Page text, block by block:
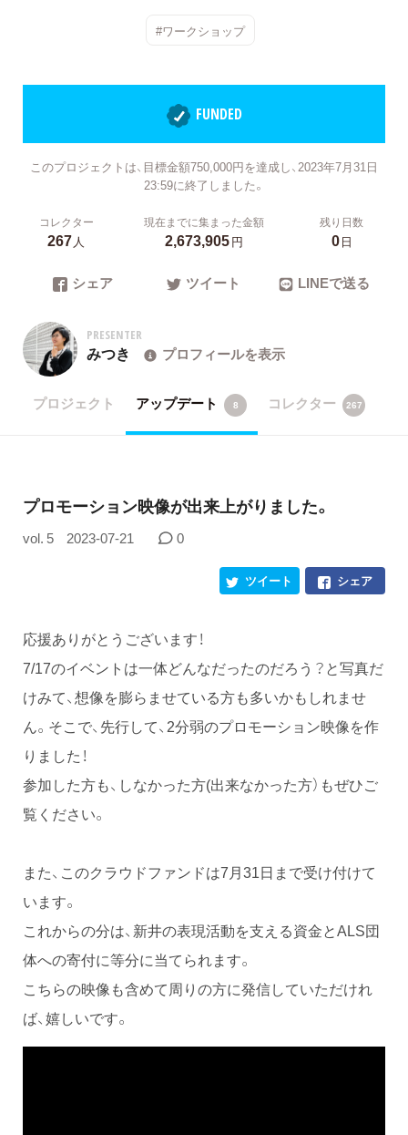
#ワークショップ
FUNDED
このプロジェクトは、目標金額750,000円を達成し、2023年7月31日
23:59に終了しました。
コレクター
267人
現在までに集まった金額
2,673,905円
残り日数
0日
シェア ツイート LINEで送る
PRESENTER
みつき プロフィールを表示
プロジェクト アップデート 8 コレクター 267
プロモーション映像が出来上がりました。
vol. 5 2023-07-21 0
シェア
ツイート
応援ありがとうございます！
7/17のイベントは一体どんなだったのだろう？と写真だ
けみて、想像を膨らませている方も多いかもしれませ
ん。そこで、先行して、2分弱のプロモーション映像を作
りました！
参加した方も、しなかった方(出来なかった方）もぜひご
覧ください。
また、このクラウドファンドは7月31日まで受け付けて
います。
これからの分は、新井の表現活動を支える資金とALS団
体への寄付に等分に当てられます。
こちらの映像も含めて周りの方に発信していただけれ
ば、嬉しいです。